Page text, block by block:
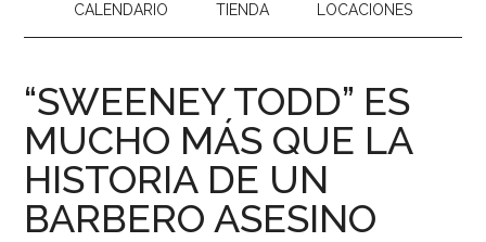
CALENDARIO TIENDA LOCACIONES
“SWEENEY TODD” ES
MUCHO MÁS QUE LA
HISTORIA DE UN
BARBERO ASESINO